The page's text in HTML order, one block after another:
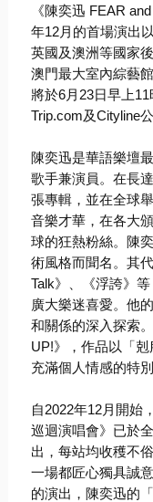
《陳奕迅 FEAR
年12月的首場演出
英國及澳洲等國家後
澳門最大室內綜藝
將於6月23日早上11
Trip.com及Cityline公
陳奕迅是華語樂壇
歌手兼演員。在長
張專輯，並在全球
音樂才華，在各大
球的狂熱粉絲。 陳
術風格而聞名。其
Talk》、《浮誇》
廣大樂迷喜愛。他
和關係的深入探索
UP!》，作品以「剋
充滿個人情感的特
自2022年12月開始
巡迴演唱會》 已於
出， 每站均收穫不
一場都匠心獨具誠
的演出， 陳奕迅的